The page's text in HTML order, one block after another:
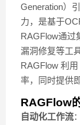
Generation）
力，是基于
RAGFlow通过
漏洞修复等工
RAGFlow 利
率，同时提供
RAGFlow
自动化工作流